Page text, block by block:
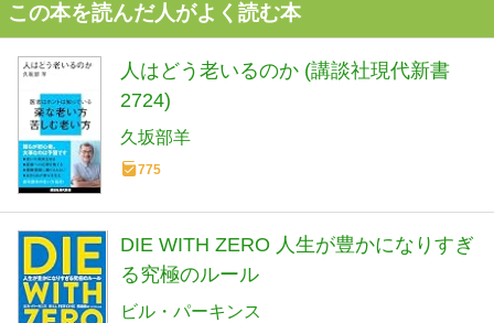
この本を読んだ人がよく読む本
人はどう老いるのか (講談社現代新書
2724)
久坂部羊
775
DIE WITH ZERO 人生が豊かになりすぎ
る究極のルール
ビル・パーキンス